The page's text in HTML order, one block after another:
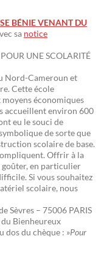
BÉNIE VENANT DU
sa notice
UNE SCOLARITÉ
Nord-Cameroun et
Cette école
économiques
accueillent environ 600
eu le souci de
de sorte que
scolaire de base.
Offrir à la
en particulier
Si vous souhaitez
scolaire, nous
Sèvres – 75006 PARIS
Bienheureux
dos du chèque : »Pour